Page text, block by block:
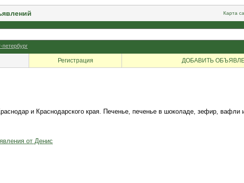
Карта
Регистрация ДОБАВИТЬ
и Краснодарского края. Печенье, печенье в шоколаде, зефир, вафли
от Денис